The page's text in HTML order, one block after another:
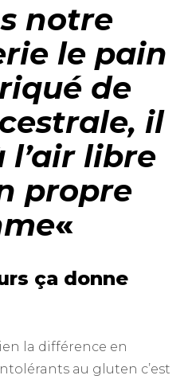
notre
le pain
de
il
l’air libre
propre
«
ça donne
la différence en
au gluten c’est